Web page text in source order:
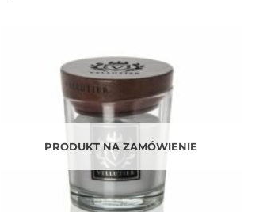
PRODUKT NA ZAMÓWIENIE